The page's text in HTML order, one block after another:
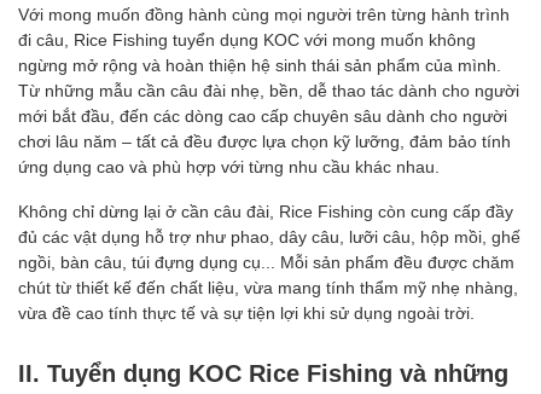
Với mong muốn đồng hành cùng mọi người trên từng hành trình
đi câu, Rice Fishing tuyển dụng KOC với mong muốn không
ngừng mở rộng và hoàn thiện hệ sinh thái sản phẩm của mình.
Từ những mẫu cần câu đài nhẹ, bền, dễ thao tác dành cho người
mới bắt đầu, đến các dòng cao cấp chuyên sâu dành cho người
chơi lâu năm – tất cả đều được lựa chọn kỹ lưỡng, đảm bảo tính
ứng dụng cao và phù hợp với từng nhu cầu khác nhau.
Không chỉ dừng lại ở cần câu đài, Rice Fishing còn cung cấp đầy
đủ các vật dụng hỗ trợ như phao, dây câu, lưỡi câu, hộp mồi, ghế
ngồi, bàn câu, túi đựng dụng cụ... Mỗi sản phẩm đều được chăm
chút từ thiết kế đến chất liệu, vừa mang tính thẩm mỹ nhẹ nhàng,
vừa đề cao tính thực tế và sự tiện lợi khi sử dụng ngoài trời.
II. Tuyển dụng KOC Rice Fishing và những